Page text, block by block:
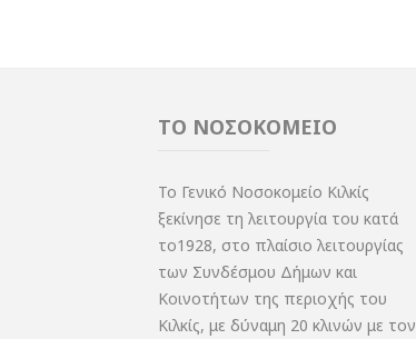
ΤΟ ΝΟΣΟΚΟΜΕΙΟ
Το Γενικό Νοσοκομείο Κιλκίς
ξεκίνησε τη λειτουργία του κατά
το1928, στο πλαίσιο λειτουργίας
των Συνδέσμου Δήμων και
Κοινοτήτων της περιοχής του
Κιλκίς, με δύναμη 20 κλινών με τον